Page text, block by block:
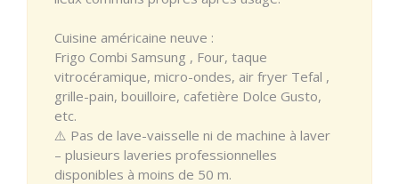
Cuisine américaine neuve :
Frigo Combi Samsung , Four, taque
vitrocéramique, micro-ondes, air fryer Tefal ,
grille-pain, bouilloire, cafetière Dolce Gusto,
etc.
⚠️ Pas de lave-vaisselle ni de machine à laver
– plusieurs laveries professionnelles
disponibles à moins de 50 m.